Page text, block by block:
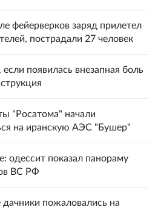
фейерверков заряд прилетел
пострадали 27 человек
появилась внезапная боль
"Росатома" начали
на иранскую АЭС "Бушер"
одессит показал панораму
ВС РФ
дачники пожаловались на